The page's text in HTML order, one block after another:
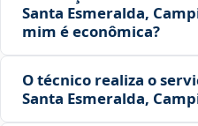
Santa Esmeralda,
mim é econômica?
O técnico realiza o
Santa Esmeralda,